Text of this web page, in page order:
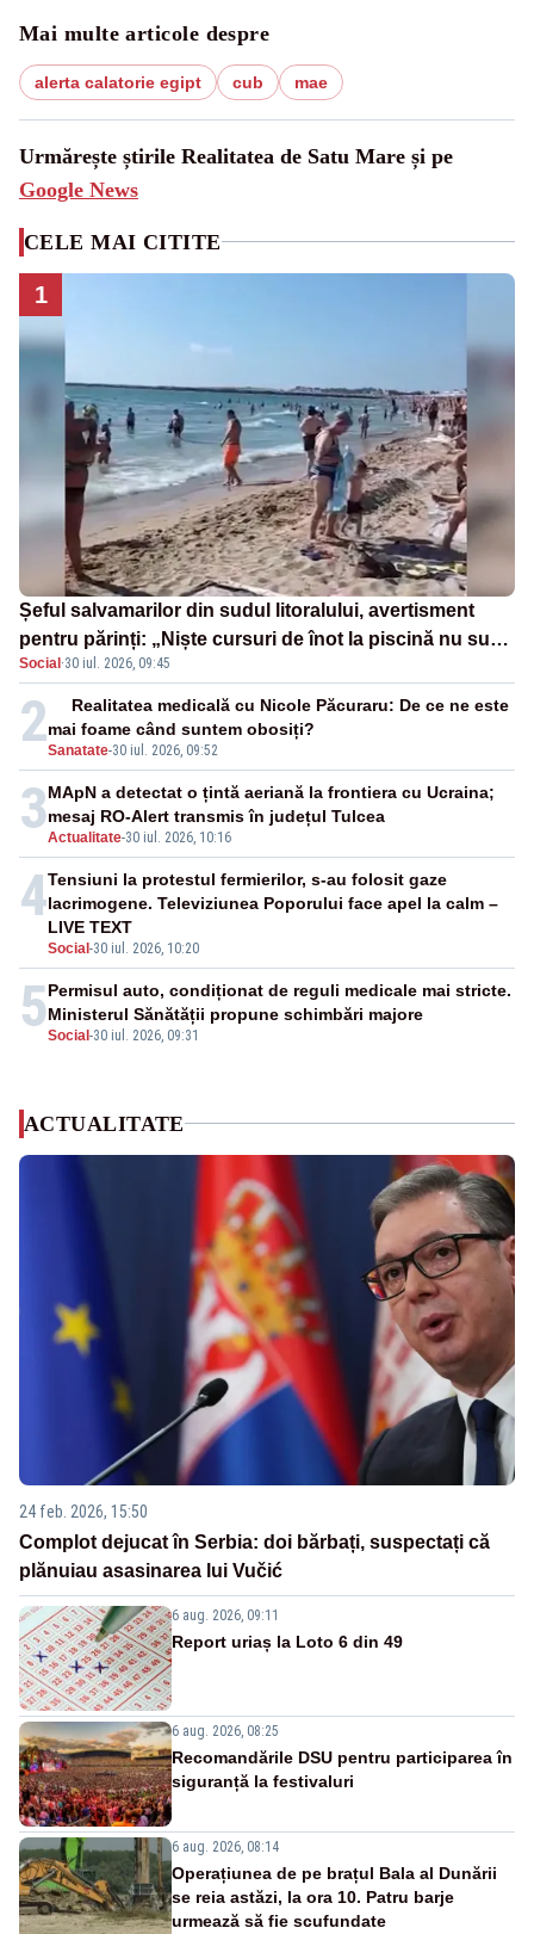
Mai multe articole despre
alerta calatorie egipt cub mae
Urmărește știrile Realitatea de Satu Mare și pe
Google News
CELE MAI CITITE
1
Șeful salvamarilor din sudul litoralului, avertisment
pentru părinți: „Niște cursuri de înot la piscină nu sunt
suficiente”
Social·30 iul. 2026, 09:45
2Sanatate-30 iul. 2026, 09:52
Realitatea medicală cu Nicole Păcuraru: De ce ne este
mai foame când suntem obosiți?
3Actualitate-30 iul. 2026, 10:16
MApN a detectat o țintă aeriană la frontiera cu Ucraina;
mesaj RO-Alert transmis în județul Tulcea
4
Social-30 iul. 2026, 10:20
Tensiuni la protestul fermierilor, s-au folosit gaze
lacrimogene. Televiziunea Poporului face apel la calm –
LIVE TEXT
5Social-30 iul. 2026, 09:31
Permisul auto, condiționat de reguli medicale mai stricte.
Ministerul Sănătății propune schimbări majore
ACTUALITATE
24 feb. 2026, 15:50
Complot dejucat în Serbia: doi bărbați, suspectați că
plănuiau asasinarea lui Vučić
6 aug. 2026, 09:11
Report uriaș la Loto 6 din 49
6 aug. 2026, 08:25
Recomandările DSU pentru participarea în
siguranță la festivaluri
6 aug. 2026, 08:14
Operațiunea de pe brațul Bala al Dunării
se reia astăzi, la ora 10. Patru barje
urmează să fie scufundate